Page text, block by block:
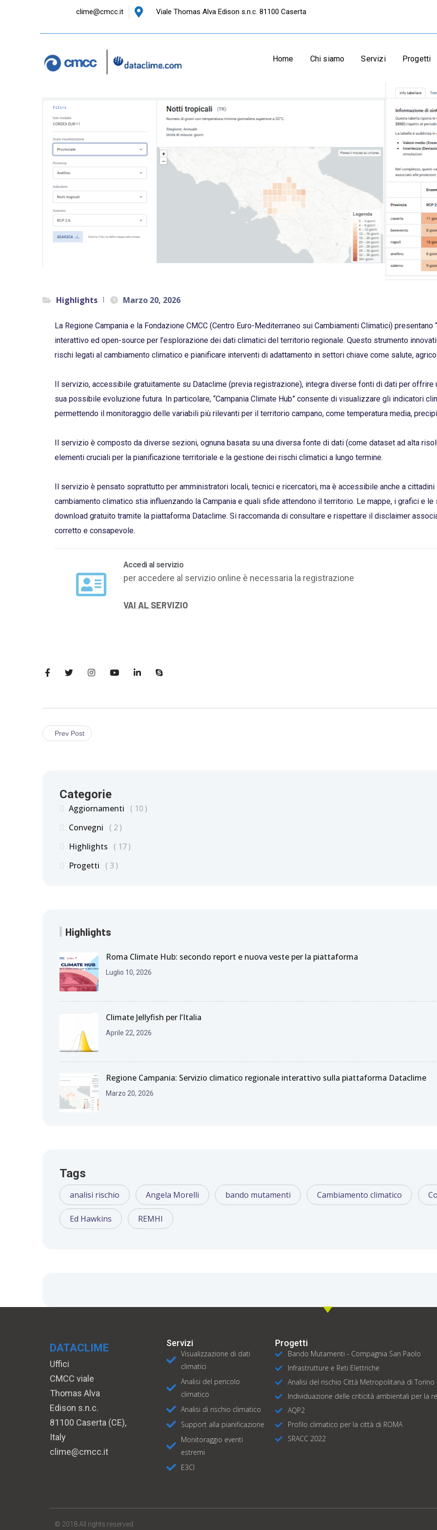
clime@cmcc.it Viale Thomas Alva Edison s.n.c. 81100 Caserta
Home Chi siamo Servizi Progetti
Highlights Marzo 20, 2026
La Regione Campania e la Fondazione CMCC (Centro Euro-Mediterraneo sui Cambiamenti Climatici) presentano “
interattivo ed open-source per l’esplorazione dei dati climatici del territorio regionale. Questo strumento
rischi legati al cambiamento climatico e pianificare interventi di adattamento in settori chiave come salute,
Il servizio, accessibile gratuitamente su Dataclime (previa registrazione), integra diverse fonti di dati per
sua possibile evoluzione futura. In particolare, “Campania Climate Hub” consente di visualizzare gli indicatori
permettendo il monitoraggio delle variabili più rilevanti per il territorio campano, come temperatura media,
Il servizio è composto da diverse sezioni, ognuna basata su una diversa fonte di dati (come dataset ad alta
elementi cruciali per la pianificazione territoriale e la gestione dei rischi climatici a lungo termine.
Il servizio è pensato soprattutto per amministratori locali, tecnici e ricercatori, ma è accessibile anche a
cambiamento climatico stia influenzando la Campania e quali sfide attendono il territorio. Le mappe, i grafici e
download gratuito tramite la piattaforma Dataclime. Si raccomanda di consultare e rispettare il disclaimer
corretto e consapevole.
Accedi al servizio
per accedere al servizio online è necessaria la registrazione
VAI AL SERVIZIO
Prev Post
Categorie
Aggiornamenti
10
Convegni
2
Highlights
17
Progetti
3
Highlights
Roma Climate Hub: secondo report e nuova veste per la piattaforma
Luglio 10, 2026
Climate Jellyfish per l’Italia
Aprile 22, 2026
Regione Campania: Servizio climatico regionale interattivo sulla piattaforma Dataclime
Marzo 20, 2026
Tags
analisi rischio Angela Morelli bando mutamenti Cambiamento climatico
Ed Hawkins REMHI
DATACLIME
Uffici
CMCC viale
Thomas Alva
Edison s.n.c.
81100 Caserta (CE),
Italy
clime@cmcc.it
Servizi
Visualizzazione di dati
climatici
Analisi del pericolo
climatico
Analisi di rischio climatico​
Support alla pianificazione
Monitoraggio eventi
estremi
E3CI
Progetti
Bando Mutamenti - Compagnia San Paolo
Infrastrutture e Reti Elettriche
Analisi del rischio Città Metropolitana di Torino
Individuazione delle criticità ambientali per la
AQP2
Profilo climatico per la città di ROMA
SRACC 2022
© 2018 All rights reserved